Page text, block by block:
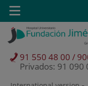
Saltar al contenido
Saltar
contenido
91 550 48 00 /
Privados: 91 090
Toggle
navigation